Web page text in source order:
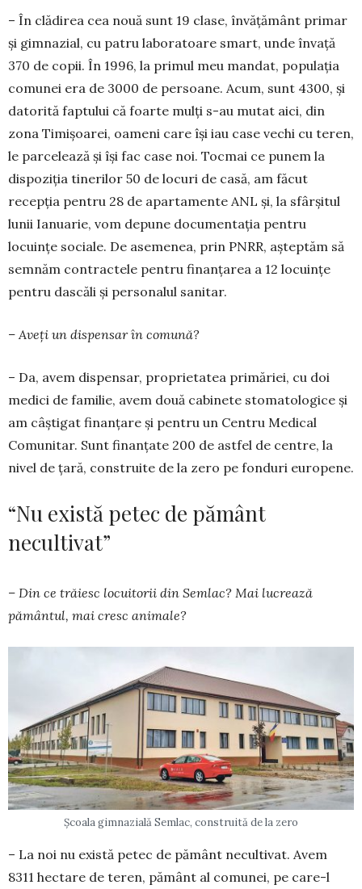
– În clădirea cea nouă sunt 19 clase, învățământ primar
și gim­na­­zial, cu patru laboratoare smart, unde învață
370 de copii. În 1996, la primul meu mandat, populația
comunei era de 3000 de per­soa­ne. Acum, sunt 4300, și
datorită faptului că foarte mulți s-au mutat aici, din
zona Timi­șoa­­rei, oameni care își iau case vechi cu teren,
le parcelează și își fac case noi. Tocmai ce punem la
dispoziția tine­ri­lor 50 de locuri de casă, am făcut
recepția pentru 28 de apartamente ANL și, la sfâr­șitul
lunii Ianua­rie, vom depune documentația pentru
locuințe sociale. De asemenea, prin PNRR, așteptăm să
semnăm contractele pentru finanțarea a 12 locuințe
pentru dascăli și personalul sanitar.
– Aveți un dispensar în comună?
– Da, avem dispensar, proprietatea primăriei, cu doi
medici de familie, avem două cabinete stoma­to­logice și
am câștigat finanțare și pentru un Centru Medical
Comunitar. Sunt finanțate 200 de astfel de centre, la
nivel de țară, construite de la zero pe fon­duri europene.
“Nu există petec de pământ
necultivat”
– Din ce trăiesc locuitorii din Semlac? Mai lucrează
pământul, mai cresc animale?
Școala gimnazială Semlac, construită de la zero
– La noi nu există petec de pământ necultivat. Avem
8311 hectare de teren, pământ al comunei, pe care-l